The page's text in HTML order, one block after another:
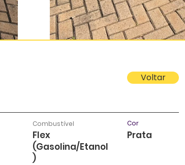
Voltar
Combustível
Flex
(Gasolina/Etanol
)
Cor
Prata